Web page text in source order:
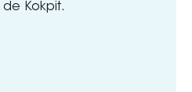
Kokpit.